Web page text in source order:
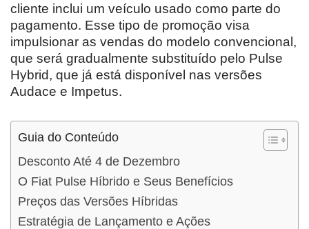
cliente inclui um veículo usado como parte do
pagamento. Esse tipo de promoção visa
impulsionar as vendas do modelo convencional,
que será gradualmente substituído pelo Pulse
Hybrid, que já está disponível nas versões
Audace e Impetus.
Guia do Conteúdo
Desconto Até 4 de Dezembro
O Fiat Pulse Híbrido e Seus Benefícios
Preços das Versões Híbridas
Estratégia de Lançamento e Ações